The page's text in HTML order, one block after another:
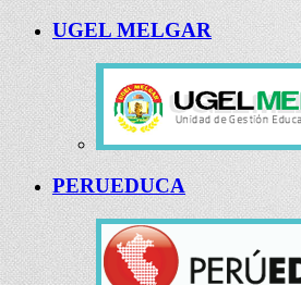
UGEL MELGAR
PERUEDUCA